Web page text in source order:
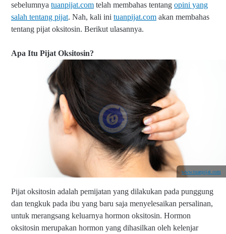
sebelumnya tuanpijat.com telah membahas tentang opini yang
salah tentang pijat. Nah, kali ini tuanpijat.com akan membahas
tentang pijat oksitosin. Berikut ulasannya.
Apa Itu Pijat Oksitosin?
www.tuanpijat.com
Pijat oksitosin adalah pemijatan yang dilakukan pada punggung
dan tengkuk pada ibu yang baru saja menyelesaikan persalinan,
untuk merangsang keluarnya hormon oksitosin. Hormon
oksitosin merupakan hormon yang dihasilkan oleh kelenjar